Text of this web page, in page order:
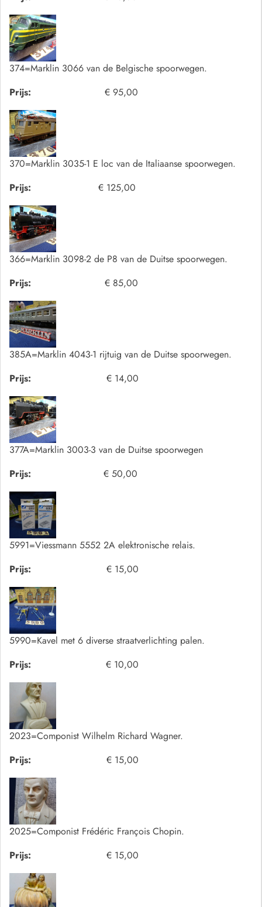
374=Marklin 3066 van de Belgische spoorwegen.
Prijs:
€ 95,00
370=Marklin 3035-1 E loc van de Italiaanse spoorwegen.
Prijs:
€ 125,00
366=Marklin 3098-2 de P8 van de Duitse spoorwegen.
Prijs:
€ 85,00
385A=Marklin 4043-1 rijtuig van de Duitse spoorwegen.
Prijs:
€ 14,00
377A=Marklin 3003-3 van de Duitse spoorwegen
Prijs:
€ 50,00
5991=Viessmann 5552 2A elektronische relais.
Prijs:
€ 15,00
5990=Kavel met 6 diverse straatverlichting palen.
Prijs:
€ 10,00
2023=Componist Wilhelm Richard Wagner.
Prijs:
€ 15,00
2025=Componist Frédéric François Chopin.
Prijs:
€ 15,00